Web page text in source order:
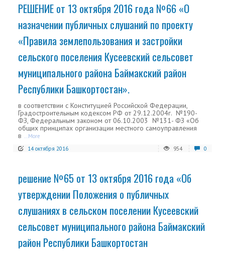
РЕШЕНИЕ от 13 октября 2016 года №66 «О
назначении публичных слушаний по проекту
«Правила землепользования и застройки
сельского поселения Кусеевский сельсовет
муниципального района Баймакский район
Республики Башкортостан».
в соответствии с Конституцией Российской Федерации,
Градостроительным кодексом РФ от 29.12.2004г. №190-
ФЗ, Федеральным законом от 06.10.2003 №131- ФЗ «Об
общих принципах организации местного самоуправления
в ...More
14 октября 2016
954 0
решение №65 от 13 октября 2016 года «Об
утверждении Положения о публичных
слушаниях в сельском поселении Кусеевский
сельсовет муниципального района Баймакский
район Республики Башкортостан